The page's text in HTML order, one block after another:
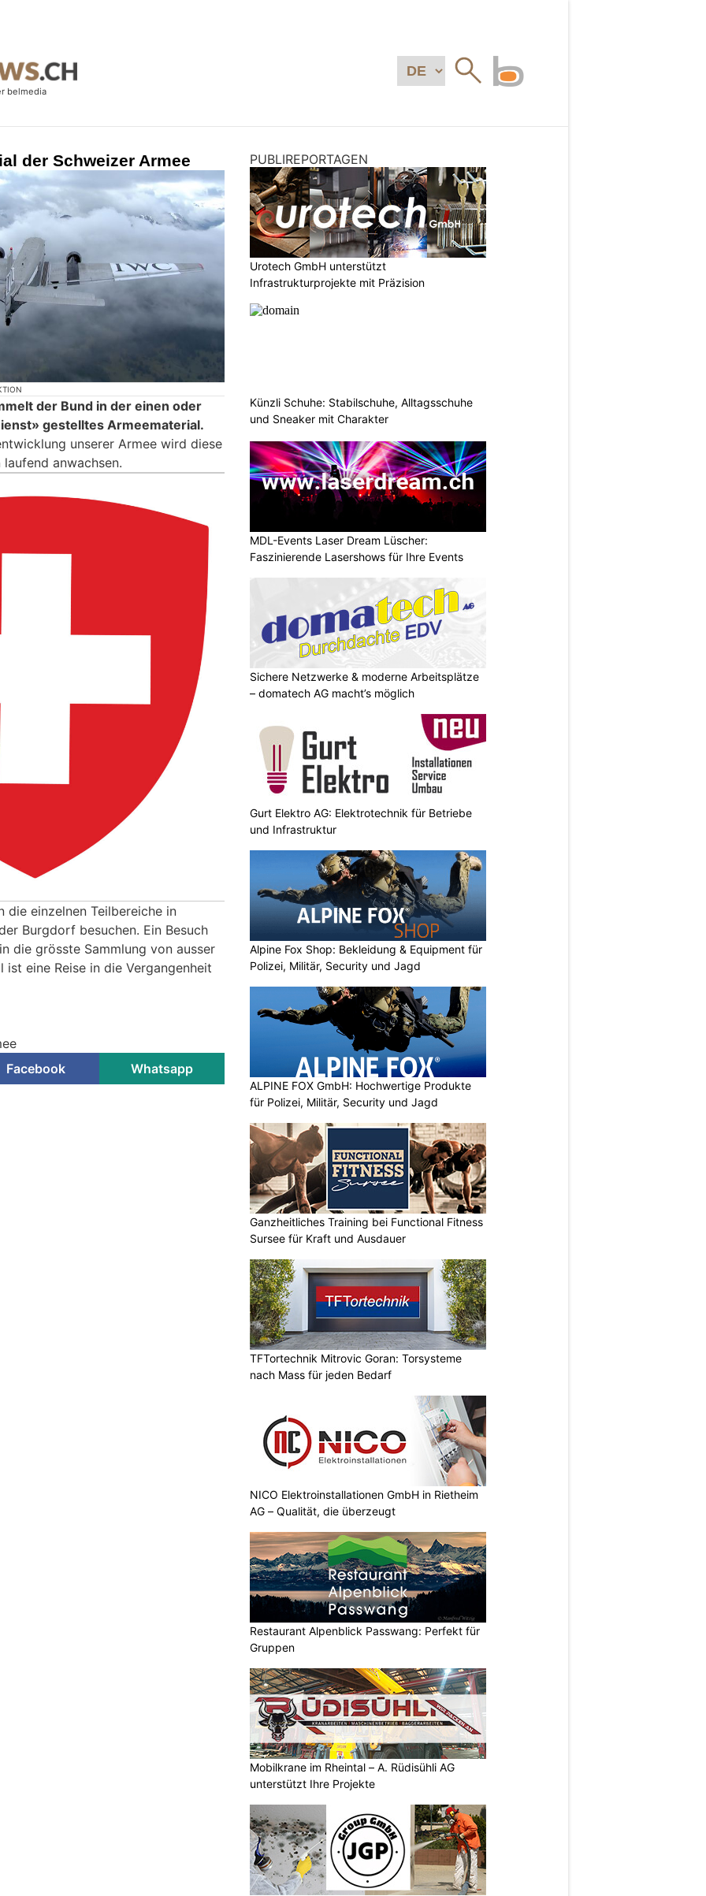
der Schweizer Armee
der Bund in der einen oder
gestelltes Armeematerial.
unserer Armee wird diese
anwachsen.
die einzelnen Teilbereiche in
Burgdorf besuchen. Ein Besuch
die grösste Sammlung von ausser
eine Reise in die Vergangenheit
Facebook
Whatsapp
PUBLIREPORTAGEN
Urotech GmbH unterstützt
Infrastrukturprojekte mit Präzision
Künzli Schuhe: Stabilschuhe, Alltagsschuhe
und Sneaker mit Charakter
MDL-Events Laser Dream Lüscher:
Faszinierende Lasershows für Ihre Events
Sichere Netzwerke & moderne Arbeitsplätze
– domatech AG macht’s möglich
Gurt Elektro AG: Elektrotechnik für Betriebe
und Infrastruktur
Alpine Fox Shop: Bekleidung & Equipment für
Polizei, Militär, Security und Jagd
ALPINE FOX GmbH: Hochwertige Produkte
für Polizei, Militär, Security und Jagd
Ganzheitliches Training bei Functional Fitness
Sursee für Kraft und Ausdauer
TFTortechnik Mitrovic Goran: Torsysteme
nach Mass für jeden Bedarf
NICO Elektroinstallationen GmbH in Rietheim
AG – Qualität, die überzeugt
Restaurant Alpenblick Passwang: Perfekt für
Gruppen
Mobilkrane im Rheintal – A. Rüdisühli AG
unterstützt Ihre Projekte